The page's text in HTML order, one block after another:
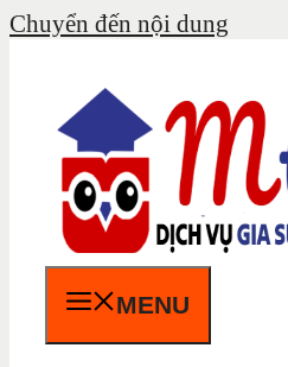
Chuyển đến nội dung
MENU